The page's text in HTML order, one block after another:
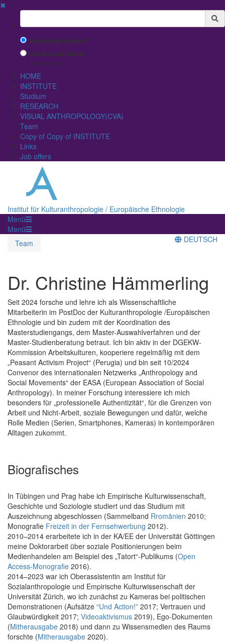
✖
Suchbegriff
Search with Google™
Use Internal Search
(limited result quality)
HOME
INSTITUTE
Studium
RESEARCH
VISUAL ANTHROPOLOGY(CVA)
Team
Copy of Copy of INSTITUTE
Links
Job offers
Institut für Kulturanthropologie / Europäische Ethnologie
Menü
Menü
Team
DEUTSCH
Dr. Christine Hämmerling
Seit 2024 forsche und lehre ich als Wissenschaftliche
Mitarbeiterin im PostDoc der Kulturanthropologie /Europäischen
Ethnologie und bin zudem mit der Koordination des
Masterstudiengangs, dem Master-Auswahlverfahren und der
Master-Studienberatung betraut. Ich bin aktiv in der DGEKW-
Kommission Arbeitskulturen, kooperiere regelmäßig mit dem
„Peasant Activism Project“ (Perugia) und bin seit 10/2024
Convenor des internationalen Netzwerks „Anthropology and
Social Movements“ der EASA (European Association of Social
Anthropology). In meiner Forschung interessiere ich mich
besonders für „professionelle Authentizität“, für die Grenzen von
Arbeit und Nicht-Arbeit, soziale Bewegungen und dafür, welche
Rolle Medien (Serien, Smartphones, Kameras) in kontemporären
Alltagen zukommt.
Biografisches
In Tübingen und Prag habe ich Empirische Kulturwissenschaft,
Geschichte und Soziologie studiert und das Studium mit
Auszeichnung abgeschlossen (Sammelband Rromänien 2010;
Monografie Freizeit in der Fernsehwerbung 2012).
2010–2014 erarbeitete ich in der KA/EE der Universität Göttingen
meine Doktorarbeit über soziale Positionierungen beim
Medienhandelen am Beispiel des „Tatort“-Publikums (Open
Access-Monografie 2016).
2014–2023 war ich Oberassistentin am Institut für
Sozialanthropologie und Empirische Kulturwissenschaft der
Universität Zürich, wo ich zunächst zu Kameras bei politischen
Demonstrationen (Aufsätze “Und Action!” 2017; Vertrauen und
Glaubwürdigkeit 2017; Videoaktivismus 2019), Ego-Dokumenten
(Mitherausgabe 2018) und dann zu Wissensmedien des Raums
forschte (Mitherausgabe 2020).